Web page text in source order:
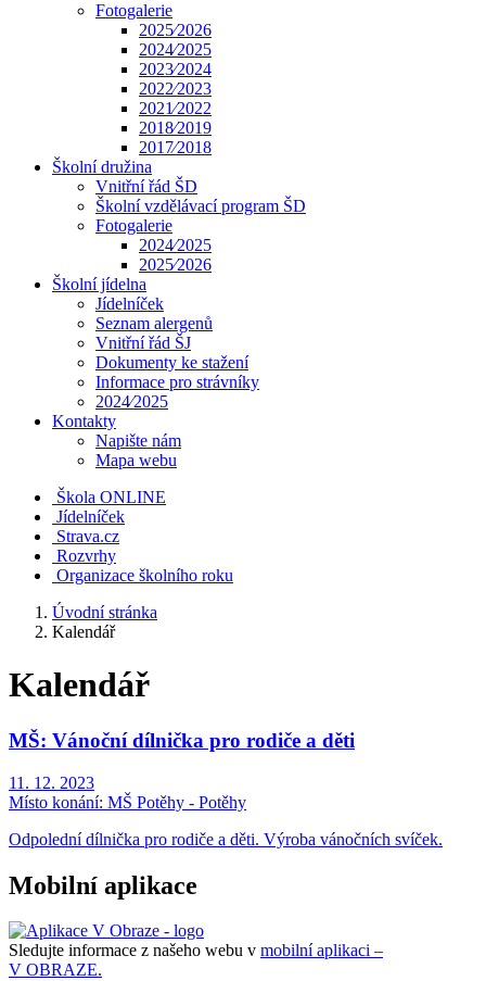
Fotogalerie
2025⁄2026
2024⁄2025
2023⁄2024
2022⁄2023
2021⁄2022
2018⁄2019
2017⁄2018
Školní družina
Vnitřní řád ŠD
Školní vzdělávací program ŠD
Fotogalerie
2024⁄2025
2025⁄2026
Školní jídelna
Jídelníček
Seznam alergenů
Vnitřní řád ŠJ
Dokumenty ke stažení
Informace pro strávníky
2024⁄2025
Kontakty
Napište nám
Mapa webu
Škola ONLINE
Jídelníček
Strava.cz
Rozvrhy
Organizace školního roku
Úvodní stránka
Kalendář
Kalendář
MŠ: Vánoční dílnička pro rodiče a děti
11. 12. 2023
Místo konání: MŠ Potěhy - Potěhy
Odpolední dílnička pro rodiče a děti. Výroba vánočních svíček.
Mobilní aplikace
Sledujte informace z našeho webu v mobilní aplikaci –
V OBRAZE.